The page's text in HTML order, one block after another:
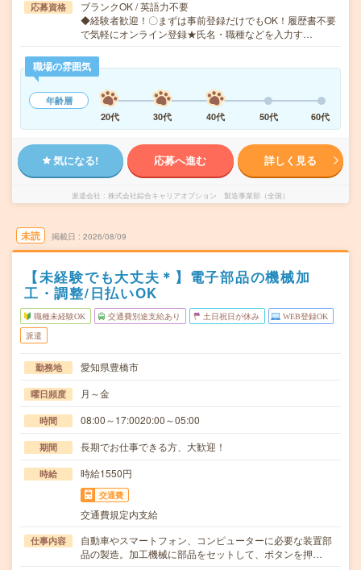
応募資格
ブランクOK / 英語力不要
◆経験者歓迎！〇まずは事前登録だけでもOK！履歴書不要
で気軽にオンライン登録★氏名・職種などを入力す…
職場の雰囲気
年齢層
20代
30代 40代 50代 60代
気になる! 応募へ進む 詳しく見る
派遣会社 株式会社綜合キャリアオプション 製造事業部（全国）
未読 掲載日 2026/08/09
【未経験でも大丈夫＊】電子部品の機械加
工・調整/日払いOK
職種未経験OK 交通費別途支給あり 土日祝日が休み WEB登録OK
派遣
勤務地 愛知県豊橋市
曜日頻度 月～金
時間 08:00～17:0020:00～05:00
期間 長期でお仕事できる方、大歓迎！
時給 時給1550円
交通費
交通費規定内支給
仕事内容
自動車やスマートフォン、コンピューターに必要な装置部
品の製造。加工機械に部品をセットして、ボタンを押…